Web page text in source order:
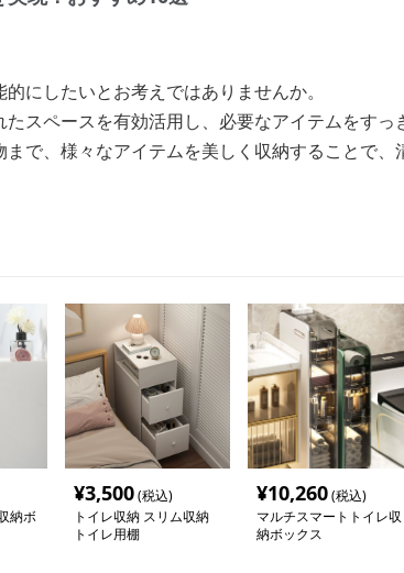
にしたいとお考えではありませんか。
スペースを有効活用し、必要なアイテムをすっ
で、様々なアイテムを美しく収納することで、
納ボ
¥3,500(税込)
トイレ収納 スリム収納
トイレ用棚
¥10,260(税込)
マルチスマートトイレ収
納ボックス